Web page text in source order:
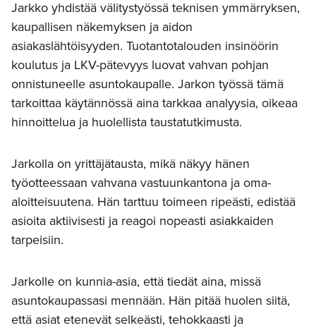
Jarkko yhdistää välitystyössä teknisen ymmärryksen,
kaupallisen näkemyksen ja aidon
asiakaslähtöisyyden. Tuotantotalouden insinöörin
koulutus ja LKV-pätevyys luovat vahvan pohjan
onnistuneelle asuntokaupalle. Jarkon työssä tämä
tarkoittaa käytännössä aina tarkkaa analyysia, oikeaa
hinnoittelua ja huolellista taustatutkimusta.
Jarkolla on yrittäjätausta, mikä näkyy hänen
työotteessaan vahvana vastuunkantona ja oma-
aloitteisuutena. Hän tarttuu toimeen ripeästi, edistää
asioita aktiivisesti ja reagoi nopeasti asiakkaiden
tarpeisiin.
Jarkolle on kunnia-asia, että tiedät aina, missä
asuntokaupassasi mennään. Hän pitää huolen siitä,
että asiat etenevät selkeästi, tehokkaasti ja